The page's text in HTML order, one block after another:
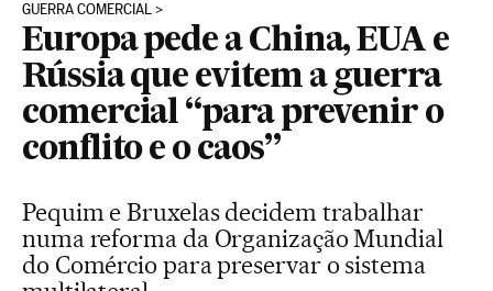
GUERRA COMERCIAL
Europa pede a China, EUA e
Rússia que evitem a guerra
comercial “para prevenir o
conflito e o caos”
Pequim e Bruxelas decidem trabalhar
numa reforma da Organização Mundial
do Comércio para preservar o sistema